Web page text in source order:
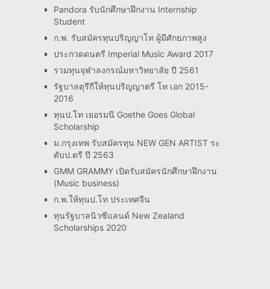
Pandora รับนักศึกษาฝึกงาน Internship
Student
ก.พ. รับสมัครทุนปริญญาโท ผู้มีศักยภาพสูง
ประกวดดนตรี Imperial Music Award 2017
รวมทุนจุฬาลงกรณ์มหาวิทยาลัย ปี 2561
รัฐบาลตุรีกีให้ทุนปริญญาตรี โท เอก 2015-
2016
ทุนป.โท เยอรมนี Goethe Goes Global
Scholarship
ม.กรุงเทพ รับสมัครทุน NEW GEN ARTIST ระ
ดับป.ตรี ปี 2563
GMM GRAMMY เปิดรับสมัครนักศึกษาฝึกงาน
(Music business)
ก.พ.ให้ทุนป.โท ประเทศจีน
ทุนรัฐบาลนิวซีแลนด์ New Zealand
Scholarships 2020